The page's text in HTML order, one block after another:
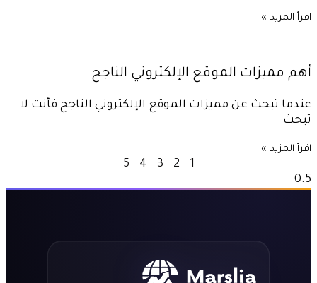
اقرأ المزيد »
أهم مميزات الموقع الإلكتروني الناجح
عندما تبحث عن مميزات الموقع الإلكتروني الناجح فأنت لا
تبحث
اقرأ المزيد »
1
2
3
4
5